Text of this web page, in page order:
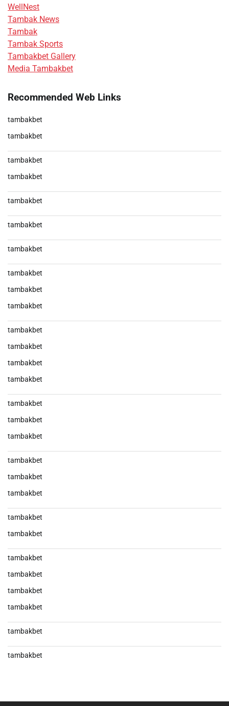
WellNest
Tambak News
Tambak
Tambak Sports
Tambakbet Gallery
Media Tambakbet
Recommended Web Links
tambakbet
tambakbet
tambakbet
tambakbet
tambakbet
tambakbet
tambakbet
tambakbet
tambakbet
tambakbet
tambakbet
tambakbet
tambakbet
tambakbet
tambakbet
tambakbet
tambakbet
tambakbet
tambakbet
tambakbet
tambakbet
tambakbet
tambakbet
tambakbet
tambakbet
tambakbet
tambakbet
tambakbet